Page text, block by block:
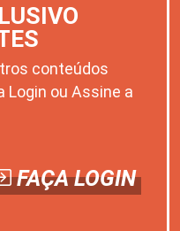
conteúdos
Login ou Assine a
FAÇA LOGIN